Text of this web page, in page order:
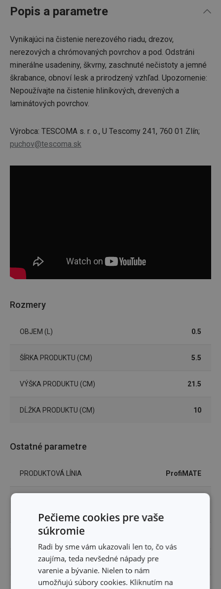
Popis a parametre
Vynikajúci na čistenie nerezového riadu, drezov,
nerezových a chrómovaných povrchov a pod. Odstráni
minerálne usadeniny, škvrny, zaschnuté nečistoty a jemné
škrabance, obnoví lesk a prirodzený vzhľad. Upozornenie:
Nepoužívajte na čistenie hliníkových, drevených a
laminátových povrchov.
Výrobca: TESCOMA s. r. o., U Tescomy 241, 760 01 Zlín;
puchov@tescoma.sk
Rozmery
OBJEM (L) 0.5
ŠÍRKA PRODUKTU (CM) 5.5
VÝŠKA PRODUKTU (CM) 21.5
DĹŽKA PRODUKTU (CM) 10
Ostatné parametre
PRODUKTOVÁ LÍNIA ProfiMATE
ZARADENIE
FARBA
Pečieme cookies pre vaše
súkromie
Radi by sme vám ukazovali len to, čo vás
zaujíma, teda nevšedné nápady pre
varenie a bývanie. Nielen to nám
umožňujú súbory cookies. Kliknutím na